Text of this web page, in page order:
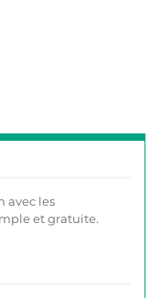
avec les
et gratuite.